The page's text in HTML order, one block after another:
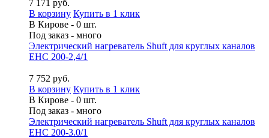
7 171 руб.
В корзину Купить в 1 клик
В Кирове - 0 шт.
Под заказ - много
Электрический нагреватель Shuft для круглых каналов
EHC 200-2,4/1
7 752 руб.
В корзину Купить в 1 клик
В Кирове - 0 шт.
Под заказ - много
Электрический нагреватель Shuft для круглых каналов
EHC 200-3.0/1